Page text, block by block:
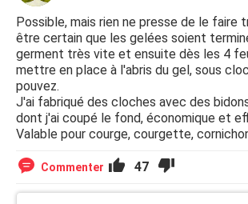
Possible, mais rien ne presse de le faire
être certain que les gelées soient
germent très vite et ensuite dès les 4
mettre en place à l'abris du gel, sous
pouvez.
J'ai fabriqué des cloches avec des
dont j'ai coupé le fond, économique et
Valable pour courge, courgette,
Commenter 47